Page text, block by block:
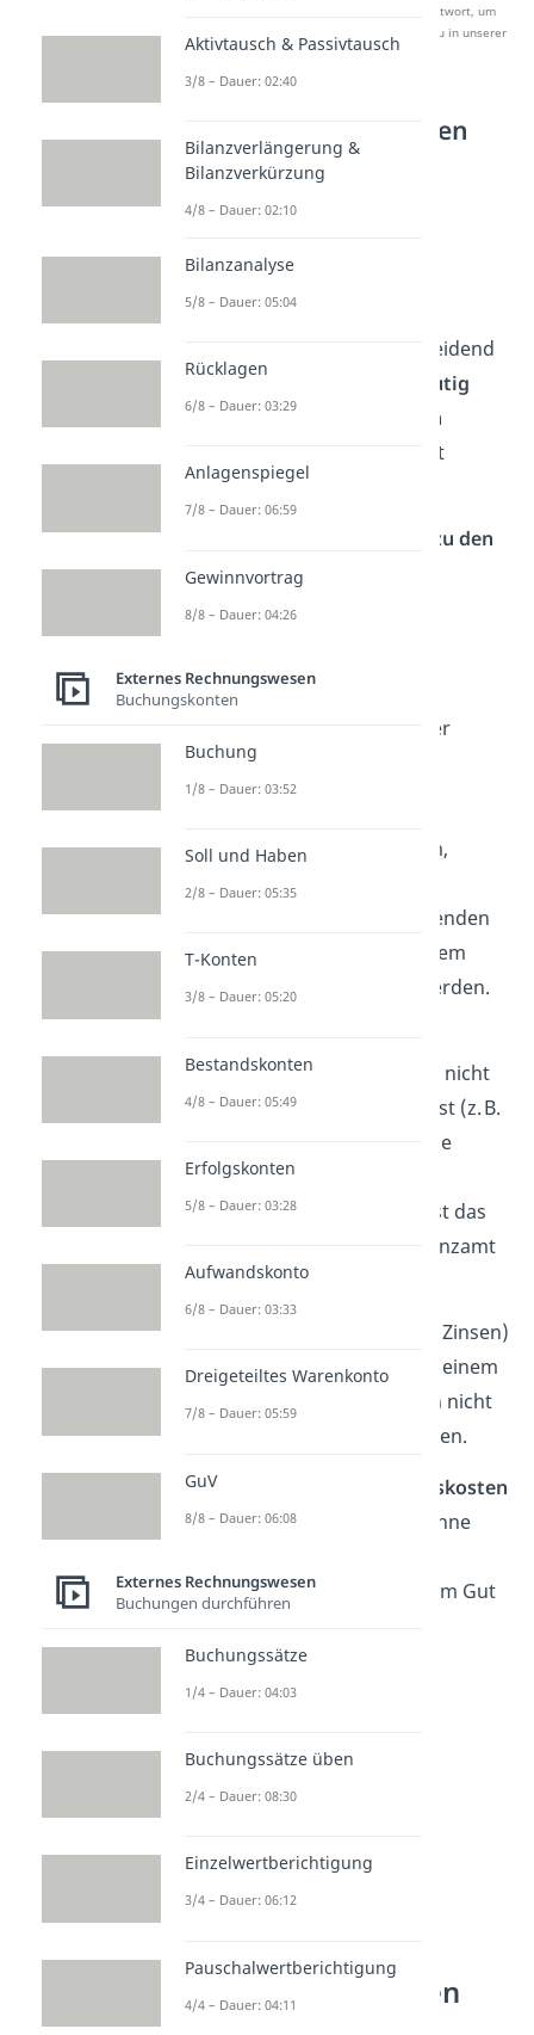
Nach Beantwortung speichern wir deine Antwort, um
Studyflix zu verbessern. Mehr dazu erfährst du in unserer
Datenschutzerklärung
Welche Kosten gehören
nicht zu den
Anschaffungskosten?
Zusammenhang mit einem
Wirtschaftsgut zählen zu den
Anschaffungskosten. Entscheidend
ist: Nur Kosten, die du
eindeutig
dem einzelnen Gut zuordnen
, dürfen berücksichtigt
werden.
nicht zu den
Anschaffungskosten
✗Wartungs- und
→ Diese Kosten sichern den
laufenden Betrieb, haben aber
nichts mit dem Kauf oder der
Inbetriebnahme zu tun.
✗Betriebskosten
(z. B. Strom,
Reinigung)
→ Sie entstehen für den laufenden
Betrieb und können nicht einem
einzelnen Gut zugeordnet werden.
→ Nur falls ein Unternehmen nicht
vorsteuerabzugsberechtigt
ist (z. B.
Kleinunternehmer), gehört die
Mehrwertsteuer zu den
Anschaffungskosten. Sonst ist das
nicht der Fall, da sie vom Finanzamt
zurückgezahlt wird.
(z. B. Zinsen)
→ Auch wenn du das Gut mit einem
Kredit kaufst — Zinsen gelten nicht
als Teil der Anschaffungskosten.
✗Personal- und Verwaltungskosten
→ In der Regel lassen sich Löhne
Buchhaltungskosten nicht dem Gut
Berechnung der
Anschaffungskosten
Aktivtausch & Passivtausch
3/8 – Dauer: 02:40
Bilanzverlängerung &
Bilanzverkürzung
4/8 – Dauer: 02:10
Bilanzanalyse
5/8 – Dauer: 05:04
Rücklagen
6/8 – Dauer: 03:29
Anlagenspiegel
7/8 – Dauer: 06:59
Gewinnvortrag
8/8 – Dauer: 04:26
Externes Rechnungswesen
Buchungskonten
Buchung
1/8 – Dauer: 03:52
Soll und Haben
2/8 – Dauer: 05:35
T-Konten
3/8 – Dauer: 05:20
Bestandskonten
4/8 – Dauer: 05:49
Erfolgskonten
5/8 – Dauer: 03:28
Aufwandskonto
6/8 – Dauer: 03:33
Dreigeteiltes Warenkonto
7/8 – Dauer: 05:59
GuV
8/8 – Dauer: 06:08
Externes Rechnungswesen
Buchungen durchführen
Buchungssätze
1/4 – Dauer: 04:03
Buchungssätze üben
2/4 – Dauer: 08:30
Einzelwertberichtigung
3/4 – Dauer: 06:12
Pauschalwertberichtigung
4/4 – Dauer: 04:11